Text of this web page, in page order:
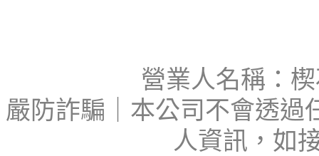
營業人名稱：
嚴防詐騙｜本公司不會透過
人資訊，如